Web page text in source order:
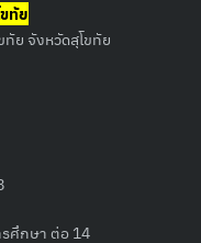
ทัย
ย จังหวัดสุโขทัย
ศึกษา ต่อ 14